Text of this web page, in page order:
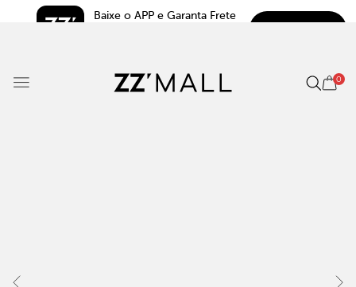
Baixe o APP e Garanta Frete
0